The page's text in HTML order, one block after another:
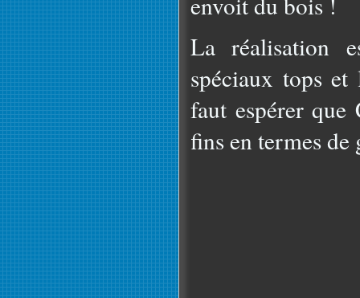
La réalisation
spéciaux tops
faut espérer
fins en termes de